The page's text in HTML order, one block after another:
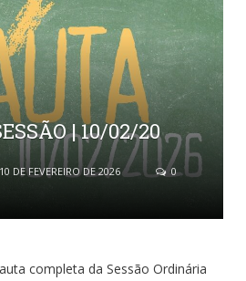
| 10/02/20
10 DE FEVEREIRO DE 2026
0
completa da Sessão Ordinária